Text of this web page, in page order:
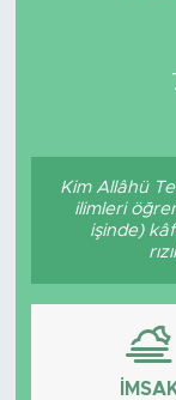
Kim Allâhü
ilimleri
işinde)
BİLİM-
ANALİZ
Son
Haber